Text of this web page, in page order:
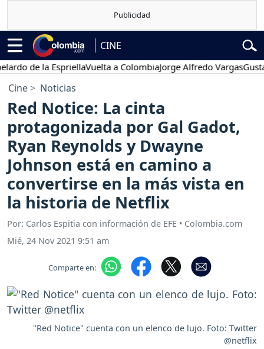
CINE
la EspriellaVuelta a ColombiaJorge Alfredo VargasGustavo
Cine Noticias
Red Notice: La cinta
protagonizada por Gal Gadot,
Ryan Reynolds y Dwayne
Johnson está en camino a
convertirse en la más vista en
la historia de Netflix
Por: Carlos Espitia con información de EFE • Colombia.com
Mié, 24 Nov 2021 9:51 am
Comparte en:
"Red Notice" cuenta con un elenco de lujo. Foto: Twitter
@netflix